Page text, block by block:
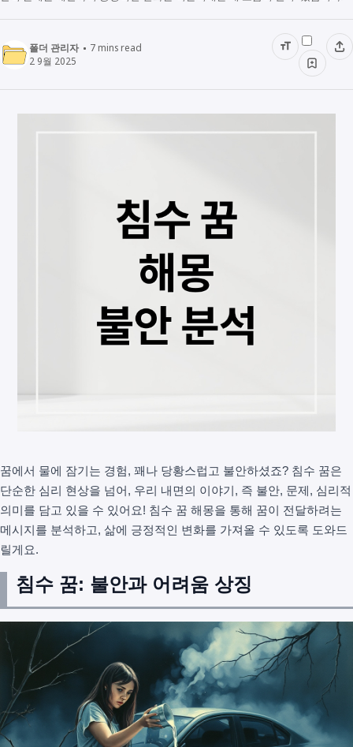
폴더 관리자 7mins read
2 9월 2025
꿈에서 물에 잠기는 경험, 꽤나 당황스럽고 불안하셨죠? 침수 꿈은
단순한 심리 현상을 넘어, 우리 내면의 이야기, 즉 불안, 문제, 심리적
의미를 담고 있을 수 있어요! 침수 꿈 해몽을 통해 꿈이 전달하려는
메시지를 분석하고, 삶에 긍정적인 변화를 가져올 수 있도록 도와드
릴게요.
침수 꿈: 불안과 어려움 상징